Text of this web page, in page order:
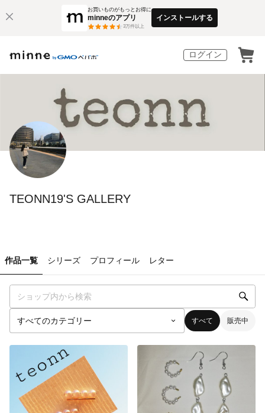
お買いものがもっとお得に
minneのアプリ
3万件以上
インストールする
ログイン
TEONN19'S GALLERY
作品一覧 シリーズ プロフィール レター
すべて 販売中